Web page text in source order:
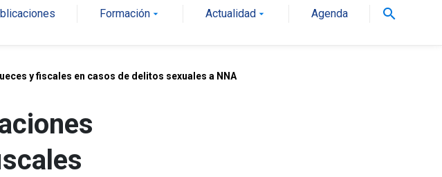
Formaciónarrow_drop_down Actualidad arrow_drop_down Agenda search
y fiscales en casos de delitos sexuales a NNA